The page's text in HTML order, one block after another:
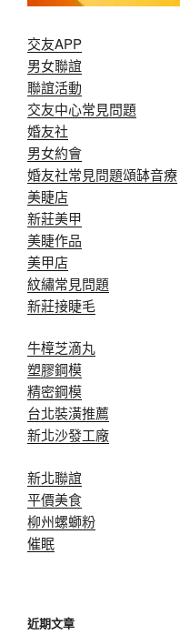
交友APP
男女聯誼
聯誼活動
交友中心常見問題
婚友社
男女約會
婚友社常見問題頌缽音療
美睫店
新莊美甲
美睫作品
美甲店
紋繡常見問題
新莊接睫毛
牛樟芝滴丸
塑膠鋼模
精密鋼模
台北裝潢推薦
新北沙發工廠
新北聯誼
平價美食
柳州螺螄粉
催眠
近期文章